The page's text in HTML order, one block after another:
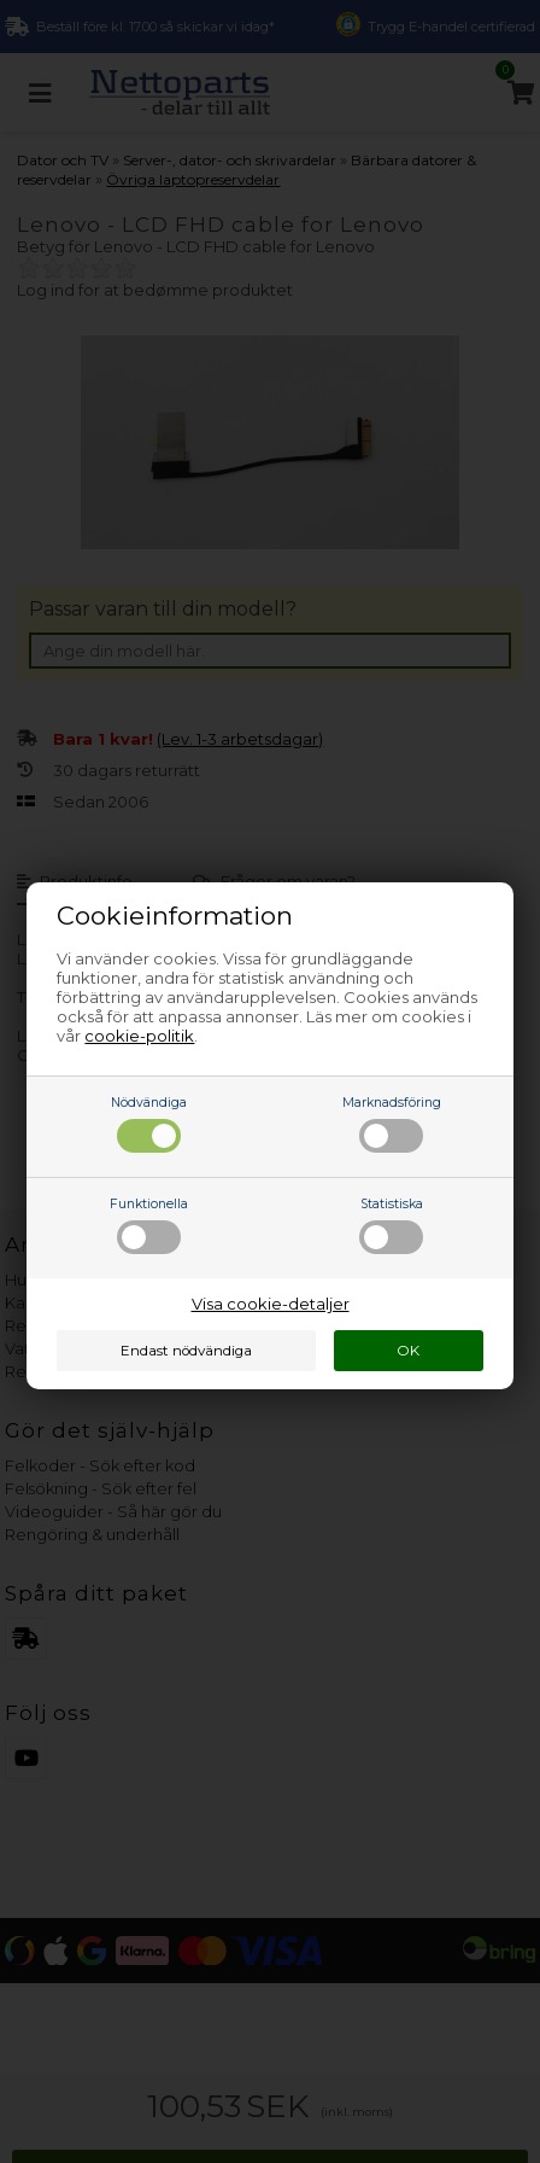
Cookieinformation
Vi använder cookies. Vissa för grundläggande
funktioner, andra för statistisk användning och
förbättring av användarupplevelsen. Cookies används
också för att anpassa annonser. Läs mer om cookies i
vår cookie-politik
Nödvändiga Marknadsföring
Funktionella Statistiska
Visa cookie-detaljer
Beställ före kl. 17.00 så skickar vi idag* Trygg E-handel certifierad
0
Dator och TV » Server-, dator- och skrivardelar » Bärbara datorer &
reservdelar » Övriga laptopreservdelar
Lenovo - LCD FHD cable for Lenovo
Betyg för Lenovo - LCD FHD cable for Lenovo
Log ind for at bedømme produktet
Produktinfo Frågor om varan?
Lev. nr.: 00JT850
LCD FHD cable for Lenovo
ThinkPad X1 Yoga and Carbon
Lenovo LCD FHD cable for Lenovo ThinkPad X1 Yoga and
Carbon **New Retail**
100,53 SEK (inkl. moms)
Bara 1 kvar! (Lev. 1-3 arbetsdagar)
30 dagars returrätt
Sedan 2006
Passar varan till din modell?
Användbara länkar
Hur gammal är min vitvara?
Kan det betala sig att reparera?
Reklamation angående poolrobot
Vattnets hårdhetsgrad i Sverige
Reservdelar efter märke
Gör det själv-hjälp
Felkoder - Sök efter kod
Felsökning - Sök efter fel
Videoguider - Så här gör du
Rengöring & underhåll
Spåra ditt paket
Följ oss